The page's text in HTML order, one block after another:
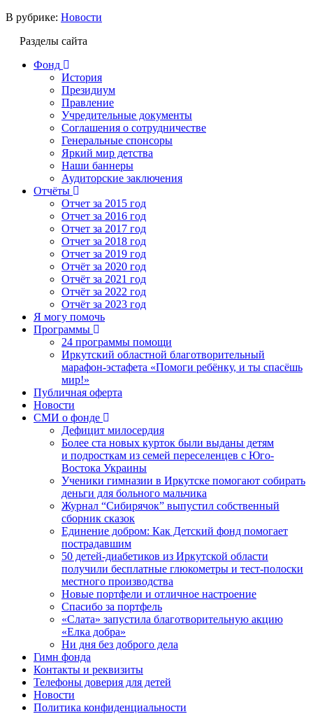
В рубрике: Новости
Разделы сайта
Фонд
История
Президиум
Правление
Учредительные документы
Соглашения о сотрудничестве
Генеральные спонсоры
Яркий мир детства
Наши баннеры
Аудиторские заключения
Отчёты
Отчет за 2015 год
Отчет за 2016 год
Отчет за 2017 год
Отчет за 2018 год
Отчет за 2019 год
Отчёт за 2020 год
Отчёт за 2021 год
Отчёт за 2022 год
Отчёт за 2023 год
Я могу помочь
Программы
24 программы помощи
Иркутский областной благотворительный
марафон-эстафета «Помоги ребёнку, и ты спасёшь
мир!»
Публичная оферта
Новости
СМИ о фонде
Дефицит милосердия
Более ста новых курток были выданы детям
и подросткам из семей переселенцев с Юго-
Востока Украины
Ученики гимназии в Иркутске помогают собирать
деньги для больного мальчика
Журнал “Сибирячок” выпустил собственный
сборник сказок
Единение добром: Как Детский фонд помогает
пострадавшим
50 детей-диабетиков из Иркутской области
получили бесплатные глюкометры и тест-полоски
местного производства
Новые портфели и отличное настроение
Спасибо за портфель
«Слата» запустила благотворительную акцию
«Елка добра»
Ни дня без доброго дела
Гимн фонда
Контакты и реквизиты
Телефоны доверия для детей
Новости
Политика конфиденциальности